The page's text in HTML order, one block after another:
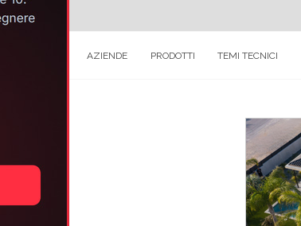
AZIENDE PRODOTTI TEMI TECNICI